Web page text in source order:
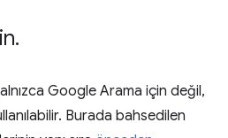
.
Google Arama için değil,
Burada bahsedilen